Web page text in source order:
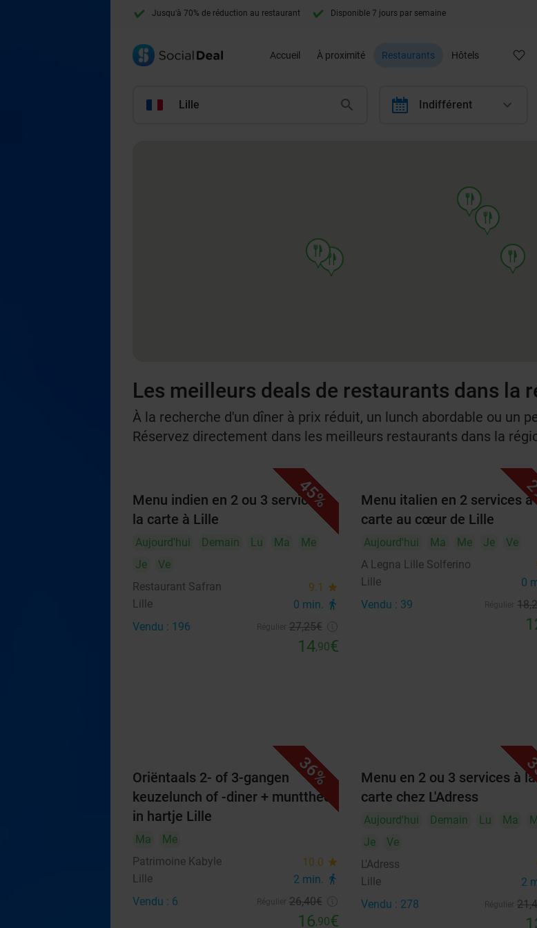
Jusqu'à 70% de réduction au restaurant
Disponible 7 jours par semaine
Accueil À proximité Restaurants Hôtels
Lille calendar Indifférent
food
food
food
food
food
Les meilleurs deals de restaurants dans la
À la recherche d'un dîner à prix réduit, un lunch abordable ou un
Réservez directement dans les meilleurs restaurants dans la
45%
Menu indien en 2 ou 3 services à
la carte à Lille
Aujourd'hui Demain Lu Ma
Me
Je
Ve
Restaurant Safran
9.1 star
Lille 0 min. directions_walk
Vendu : 196 27,25€
14,90€
Menu italien en 2 services à
carte au cœur de Lille
Aujourd'hui Ma Me Je
Ve
A Legna Lille Solferino
Lille 0
Vendu : 39 18
36%
Oriëntaals 2- of 3-gangen
keuzelunch of -diner + muntthee
in hartje Lille
Ma
Me
Patrimoine Kabyle
10.0 star
Lille 2 min. directions_walk
Vendu : 6 26,40€
16,90€
Menu en 2 ou 3 services à la
carte chez L'Adress
Aujourd'hui Demain Lu Ma
Je
Ve
L'Adress
Lille 2
Vendu : 278 21